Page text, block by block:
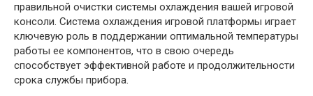
правильной очистки системы охлаждения вашей игровой
консоли. Система охлаждения игровой платформы играет
ключевую роль в поддержании оптимальной температуры
работы ее компонентов, что в свою очередь
способствует эффективной работе и продолжительности
срока службы прибора.